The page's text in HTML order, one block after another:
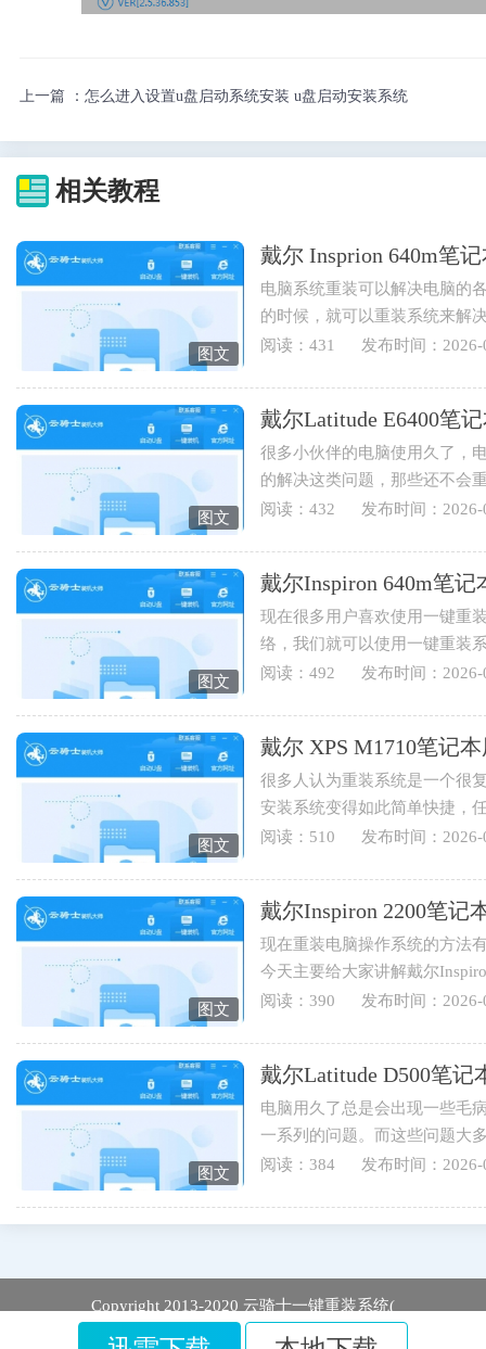
上一篇 ： 怎么进入设置u盘启动系统安装 u盘启动安装系统
相关教程
图文
戴尔 Insprion 640m笔
电脑系统重装可以解决电脑的
的时候，就可以重装系统来解
也可以重装电脑系统来实现...
阅读：431 发布时间：2026-
图文
戴尔Latitude E6400笔
很多小伙伴的电脑使用久了，
的解决这类问题，那些还不会
Latitude E6400笔记本用云骑士
阅读：432 发布时间：2026-
图文
戴尔Inspiron 640m笔
现在很多用户喜欢使用一键重
络，我们就可以使用一键重装
Inspiron 640m笔记本用云骑士
阅读：492 发布时间：2026-
图文
戴尔 XPS M1710笔记
很多人认为重装系统是一个很
安装系统变得如此简单快捷，
装系统，下面就为您讲解戴...
阅读：510 发布时间：2026-
图文
戴尔Inspiron 2200笔记
现在重装电脑操作系统的方法
今天主要给大家讲解戴尔
伴可以学起来哟。1.打开云骑
阅读：390 发布时间：2026-
图文
戴尔Latitude D500笔
电脑用久了总是会出现一些毛
一系列的问题。而这些问题大
于戴尔Latitude D500笔记本用...
阅读：384 发布时间：2026-
Copyright 2013-2020 云骑士一键重装系统(